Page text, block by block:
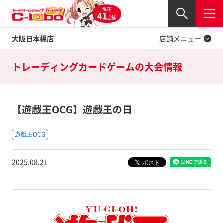
現在
41店舗
大阪日本橋店
閉じる
店舗メニュー
Twitter
トレーディングカードゲームの大会情報
【遊戯王OCG】遊戯王の日
遊戯王OCG
2025.08.21